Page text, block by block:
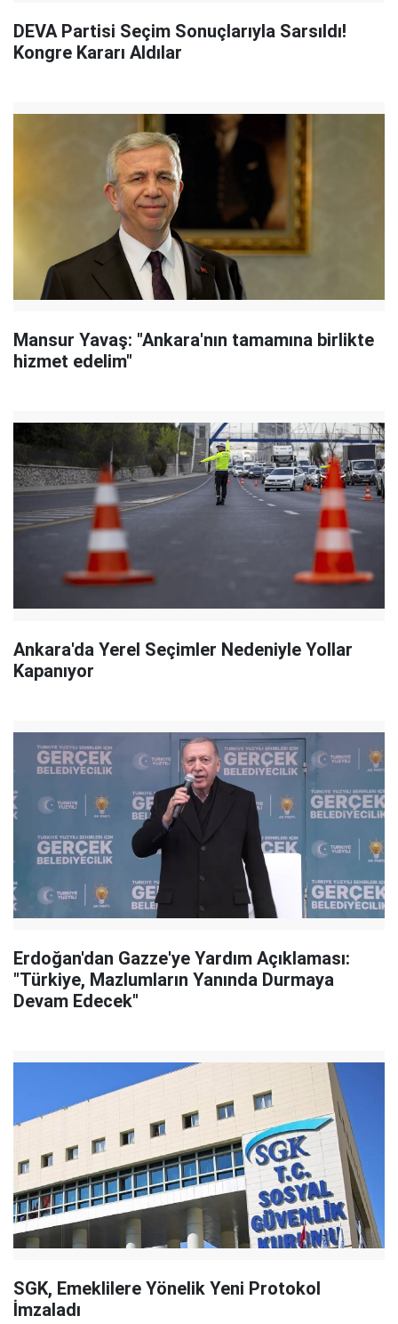
DEVA Partisi Seçim Sonuçlarıyla Sarsıldı!
Kongre Kararı Aldılar
Mansur Yavaş: "Ankara'nın tamamına birlikte
hizmet edelim"
Ankara'da Yerel Seçimler Nedeniyle Yollar
Kapanıyor
Erdoğan'dan Gazze'ye Yardım Açıklaması:
"Türkiye, Mazlumların Yanında Durmaya
Devam Edecek"
SGK, Emeklilere Yönelik Yeni Protokol
İmzaladı